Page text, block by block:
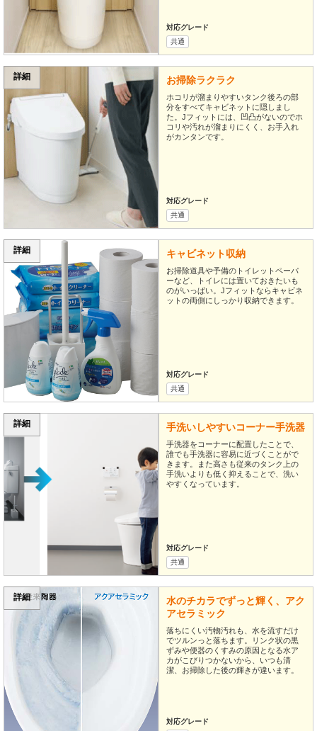
対応グレード
共通
詳細 お掃除ラクラク
ホコリが溜まりやすいタンク後ろの部
分をすべてキャビネットに隠しまし
た。Jフィットには、凹凸がないのでホ
コリや汚れが溜まりにくく、お手入れ
がカンタンです。
対応グレード
共通
詳細 キャビネット収納
お掃除道具や予備のトイレットペーパ
ーなど、トイレには置いておきたいも
のがいっぱい。Jフィットならキャビネ
ットの両側にしっかり収納できます。
対応グレード
共通
詳細 手洗いしやすいコーナー手洗器
手洗器をコーナーに配置したことで、
誰でも手洗器に容易に近づくことがで
きます。また高さも従来のタンク上の
手洗いよりも低く抑えることで、洗い
やすくなっています。
対応グレード
共通
詳細
水のチカラでずっと輝く、アク
アセラミック
落ちにくい汚物汚れも、水を流すだけ
でツルンっと落ちます。リンク状の黒
ずみや便器のくすみの原因となる水ア
カがこびりつかないから、いつも清
潔、お掃除した後の輝きが違います。
対応グレード